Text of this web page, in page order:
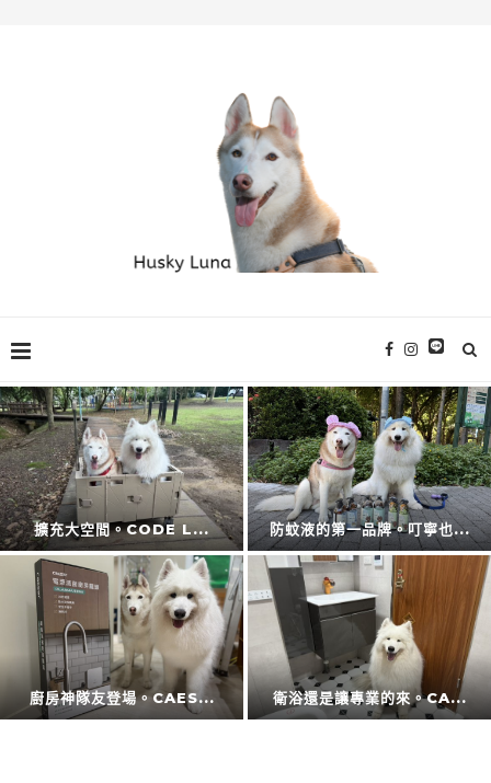
擴充大空間。CODE L... 防蚊液的第一品牌。叮寧也...
廚房神隊友登場。CAES... 衛浴還是讓專業的來。CA...